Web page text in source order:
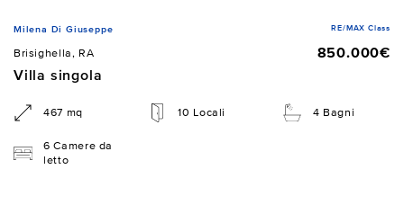
Milena Di Giuseppe RE/MAX Class
Brisighella, RA
850.000€
Villa singola
467 mq 10 Locali 4 Bagni
6 Camere da
letto